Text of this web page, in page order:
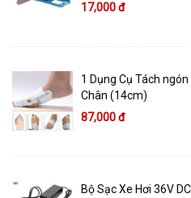
17,000 đ
1 Dụng Cụ Tách
Chân (14cm)
87,000 đ
Bộ Sạc Xe Hơi 36V